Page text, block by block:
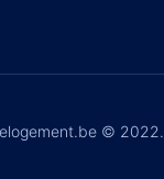
© 2022.